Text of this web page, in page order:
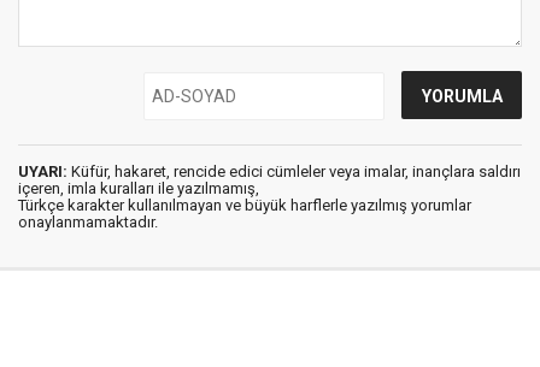
UYARI: Küfür, hakaret, rencide edici cümleler veya imalar, inançlara saldırı
içeren, imla kuralları ile yazılmamış,
Türkçe karakter kullanılmayan ve büyük harflerle yazılmış yorumlar
onaylanmamaktadır.